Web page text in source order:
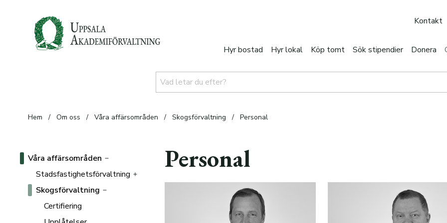
Kontakt
Hyr bostad Hyr lokal Köp tomt Sök stipendier Donera
Hem / Om oss / Våra affärsområden / Skogsförvaltning / Personal
Våra affärsområden
Stadsfastighetsförvaltning
Alla fastigheter
Personal
Skogsförvaltning
Certifiering
Personal